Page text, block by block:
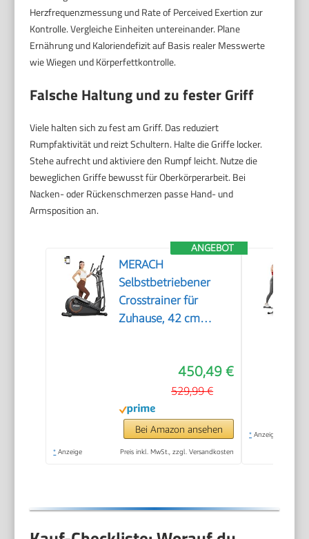
Herzfrequenzmessung und Rate of Perceived Exertion zur
Kontrolle. Vergleiche Einheiten untereinander. Plane
Ernährung und Kaloriendefizit auf Basis realer Messwerte
wie Wiegen und Körperfettkontrolle.
Falsche Haltung und zu fester Griff
Viele halten sich zu fest am Griff. Das reduziert
Rumpfaktivität und reizt Schultern. Halte die Griffe locker.
Stehe aufrecht und aktiviere den Rumpf leicht. Nutze die
beweglichen Griffe bewusst für Oberkörperarbeit. Bei
Nacken- oder Rückenschmerzen passe Hand- und
Armsposition an.
ANGEBOT
MERACH
Selbstbetriebener
Crosstrainer für
Zuhause, 42 cm
Ellipsentrainer mit
Magnetwiderstand,
16
Widerstandsstufen,
Bluetooth, App &
450,49 €
529,99 €
Bei Amazon ansehen
* Anzeige Preis inkl. MwSt., zzgl. Versandkosten
* Anzeige